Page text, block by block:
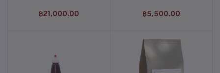
฿21,000.00 ฿5,500.00